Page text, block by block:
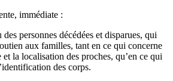
immédiate :
personnes décédées et disparues, qui
aux familles, tant en ce qui concerne
la localisation des proches, qu’en ce qui
des corps.